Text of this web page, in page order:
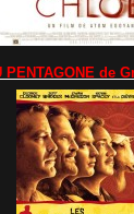
PENTAGONE de